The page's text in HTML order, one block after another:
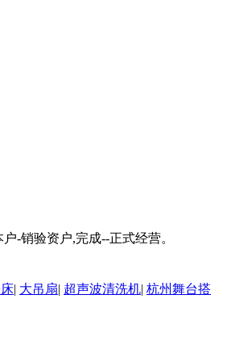
-销验资户,完成--正式经营。
| 大吊扇| 超声波清洗机| 杭州舞台搭